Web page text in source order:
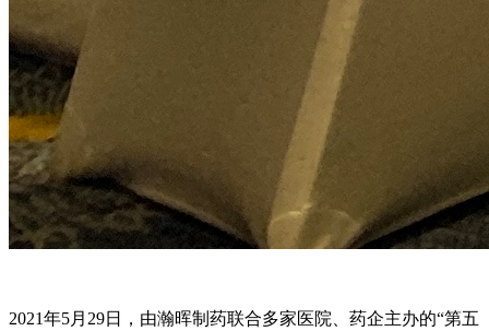
2021年5月29日，由瀚晖制药联合多家医院、药企主办的“第五